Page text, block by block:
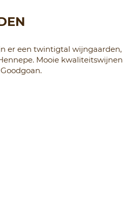
er een twintigtal wijngaarden,
Mooie kwaliteitswijnen